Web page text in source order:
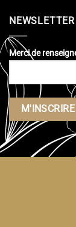
NEWSLETTER
Merci de